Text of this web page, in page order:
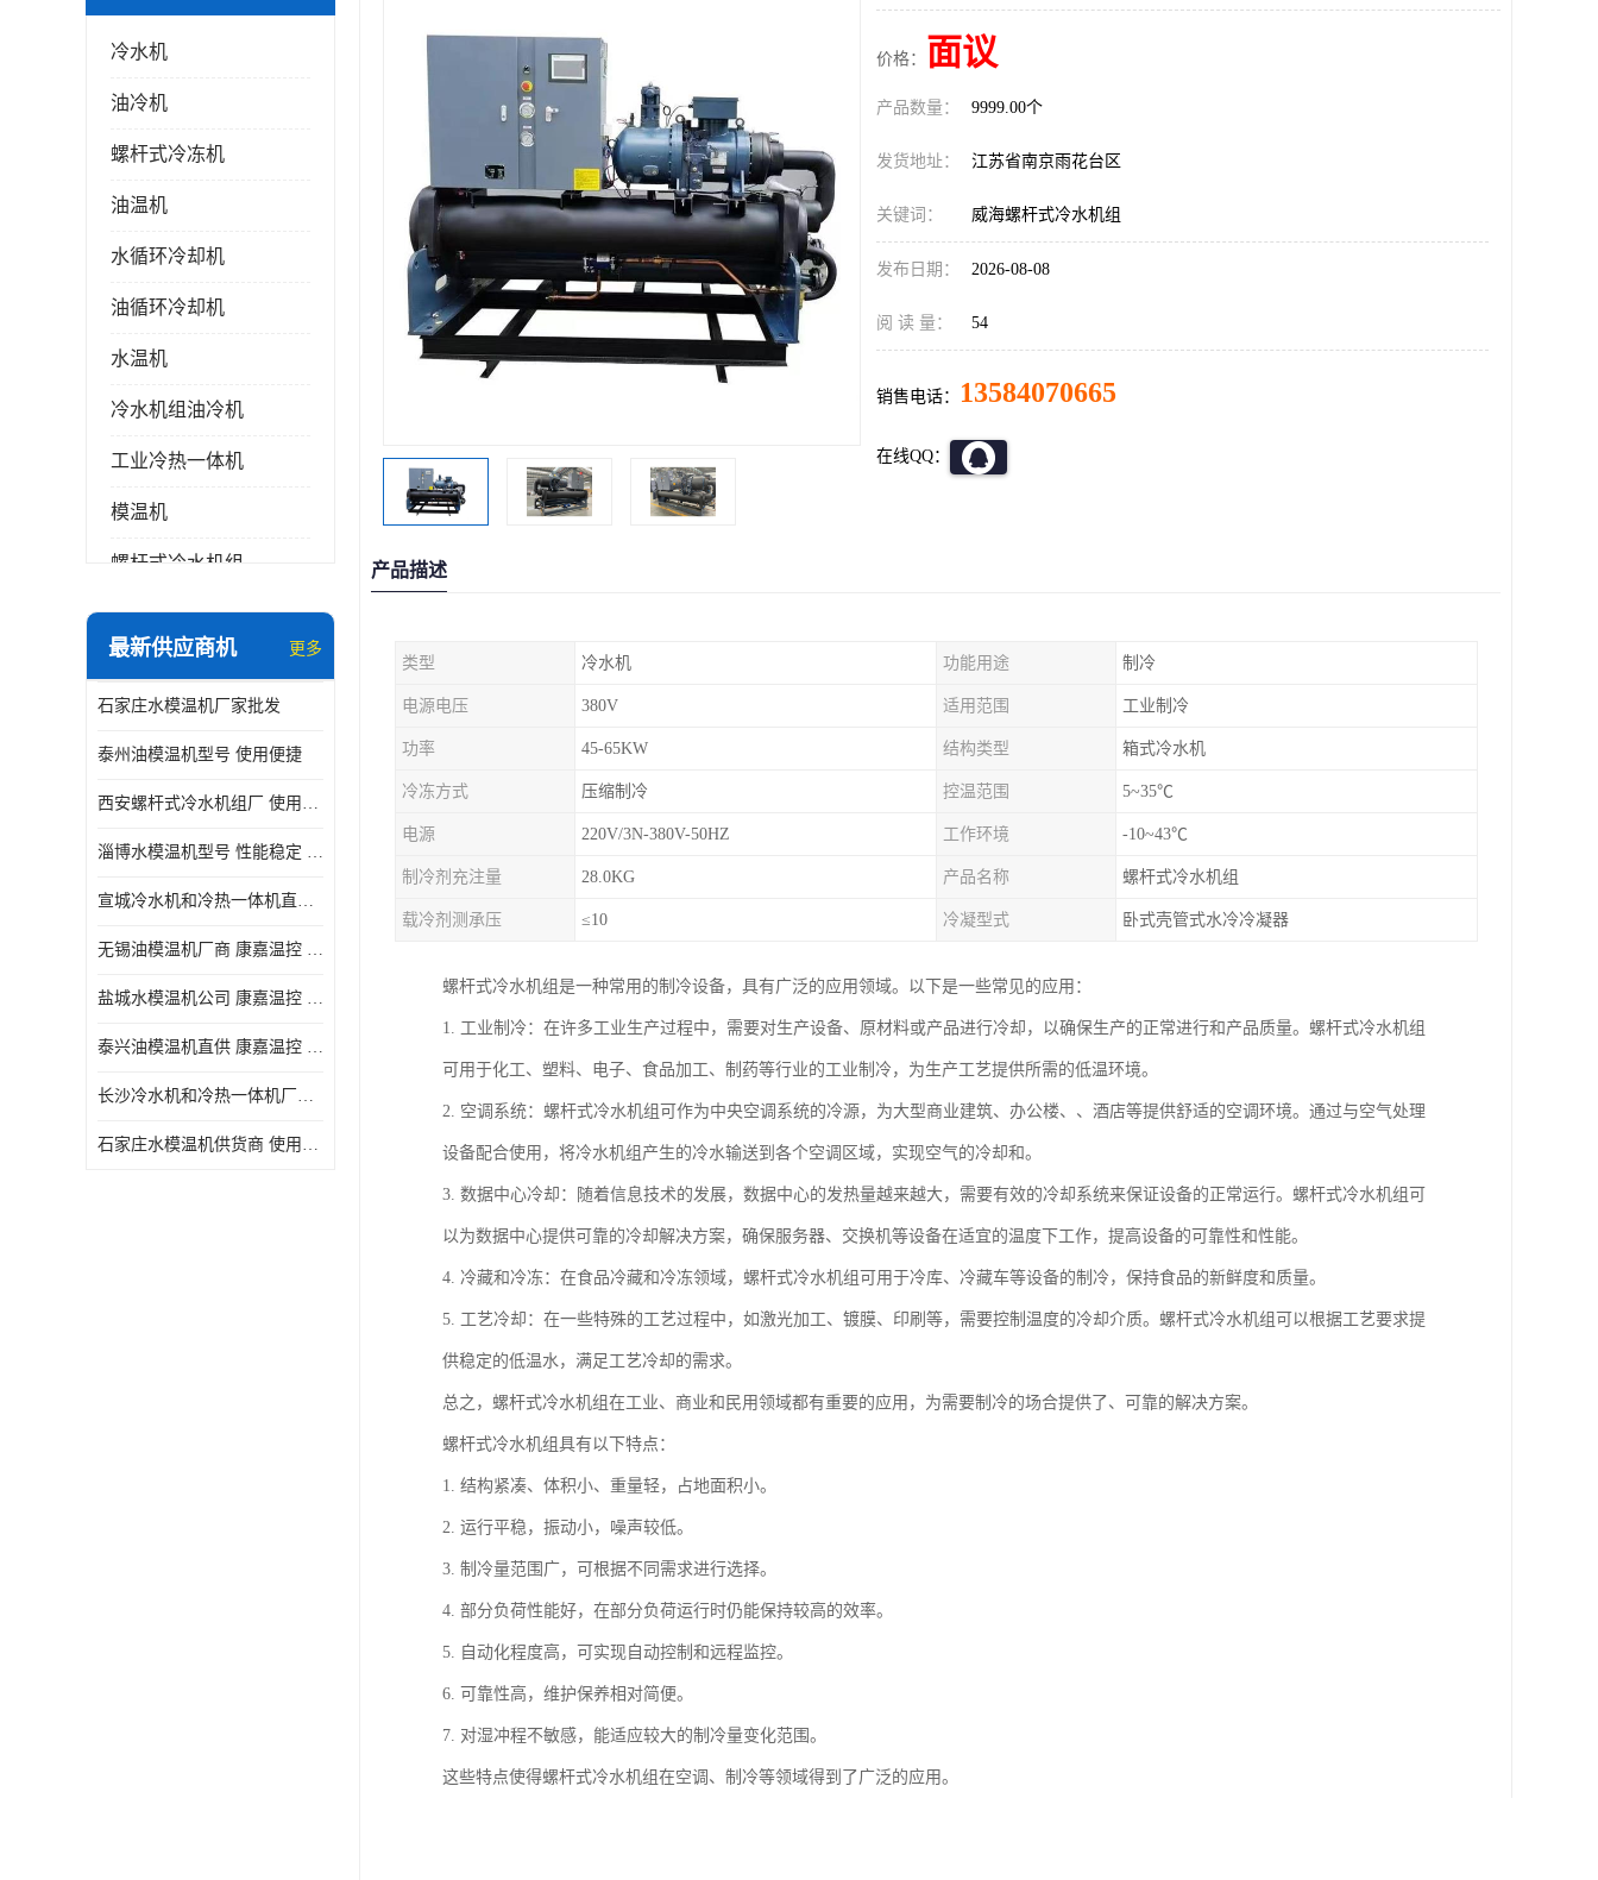
冷水机
油冷机
螺杆式冷冻机
油温机
水循环冷却机
油循环冷却机
水温机
冷水机组油冷机
工业冷热一体机
模温机
螺杆式冷水机组
冷水机和冷热一体机
防爆冷水机
最新供应商机 更多
石家庄水模温机厂家批发
泰州油模温机型号 使用便捷
西安螺杆式冷水机组厂 使用便捷
淄博水模温机型号 性能稳定 康嘉温控
宣城冷水机和冷热一体机直供 操作方便
无锡油模温机厂商 康嘉温控 性能稳定
盐城水模温机公司 康嘉温控 操作方便
泰兴油模温机直供 康嘉温控 使用便捷
长沙冷水机和冷热一体机厂家电话 库存充足
石家庄水模温机供货商 使用便捷
价格： 面议
产品数量： 9999.00个
发货地址： 江苏省南京雨花台区
关键词： 威海螺杆式冷水机组
发布日期： 2026-08-08
阅 读 量： 54
销售电话： 13584070665
在线QQ：
产品描述
类型 冷水机 功能用途 制冷
电源电压 380V 适用范围 工业制冷
功率 45-65KW 结构类型 箱式冷水机
冷冻方式 压缩制冷 控温范围 5~35℃
电源 220V/3N-380V-50HZ 工作环境 -10~43℃
制冷剂充注量 28.0KG 产品名称 螺杆式冷水机组
载冷剂测承压 ≤10 冷凝型式 卧式壳管式水冷冷凝器
螺杆式冷水机组是一种常用的制冷设备，具有广泛的应用领域。以下是一些常见的应用：
1. 工业制冷：在许多工业生产过程中，需要对生产设备、原材料或产品进行冷却，以确保生产的正常进行和产品质量。螺杆式冷水机组
可用于化工、塑料、电子、食品加工、制药等行业的工业制冷，为生产工艺提供所需的低温环境。
2. 空调系统：螺杆式冷水机组可作为中央空调系统的冷源，为大型商业建筑、办公楼、、酒店等提供舒适的空调环境。通过与空气处理
设备配合使用，将冷水机组产生的冷水输送到各个空调区域，实现空气的冷却和。
3. 数据中心冷却：随着信息技术的发展，数据中心的发热量越来越大，需要有效的冷却系统来保证设备的正常运行。螺杆式冷水机组可
以为数据中心提供可靠的冷却解决方案，确保服务器、交换机等设备在适宜的温度下工作，提高设备的可靠性和性能。
4. 冷藏和冷冻：在食品冷藏和冷冻领域，螺杆式冷水机组可用于冷库、冷藏车等设备的制冷，保持食品的新鲜度和质量。
5. 工艺冷却：在一些特殊的工艺过程中，如激光加工、镀膜、印刷等，需要控制温度的冷却介质。螺杆式冷水机组可以根据工艺要求提
供稳定的低温水，满足工艺冷却的需求。
总之，螺杆式冷水机组在工业、商业和民用领域都有重要的应用，为需要制冷的场合提供了、可靠的解决方案。
螺杆式冷水机组具有以下特点：
1. 结构紧凑、体积小、重量轻，占地面积小。
2. 运行平稳，振动小，噪声较低。
3. 制冷量范围广，可根据不同需求进行选择。
4. 部分负荷性能好，在部分负荷运行时仍能保持较高的效率。
5. 自动化程度高，可实现自动控制和远程监控。
6. 可靠性高，维护保养相对简便。
7. 对湿冲程不敏感，能适应较大的制冷量变化范围。
这些特点使得螺杆式冷水机组在空调、制冷等领域得到了广泛的应用。